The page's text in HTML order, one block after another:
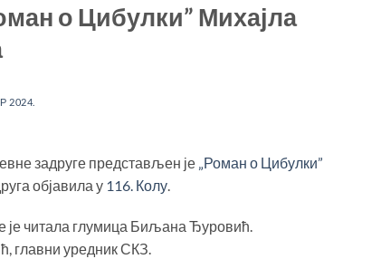
о Цибулки” Михајла
2024.
задруге представљен је „Роман о Цибулки”
објавила у 116. Колу.
је читала глумица Биљана Ђуровић.
главни уредник СКЗ.